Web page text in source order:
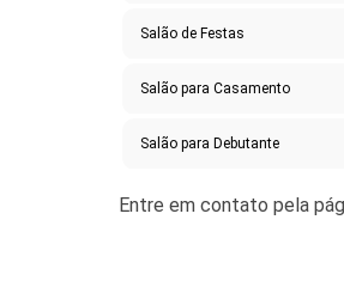
Salão de Festas
Salão para Casamento
Salão para Debutante